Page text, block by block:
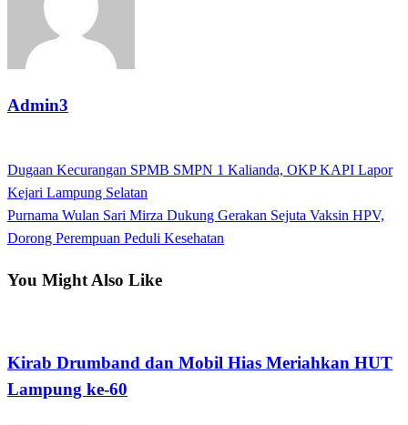
Admin3
Navigasi
pos
Previous
Post
Dugaan Kecurangan SPMB SMPN 1 Kalianda, OKP KAPI Lapor
Kejari Lampung Selatan
Next
Post
Purnama Wulan Sari Mirza Dukung Gerakan Sejuta Vaksin HPV,
Dorong Perempuan Peduli Kesehatan
You Might Also Like
Kirab Drumband dan Mobil Hias Meriahkan HUT
Lampung ke-60